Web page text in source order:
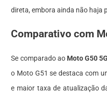
direta, embora ainda não haja
Comparativo com
Se comparado ao Moto G50
o Moto G51 se destaca com
e maior taxa de atualização